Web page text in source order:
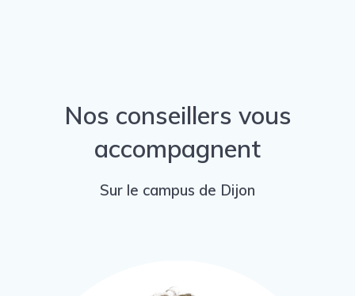
Nos conseillers vous
accompagnent
Sur le campus de Dijon